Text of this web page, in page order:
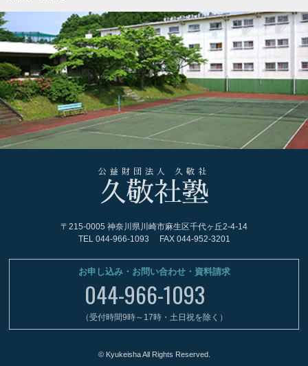
公益財団法人 久敬社
久敬社塾
〒215-0005 神奈川県川崎市麻生区千代ヶ丘2-4-14
TEL 044-966-1093 FAX 044-952-3201
お申し込み・お問い合わせ・資料請求
044-966-1093
（受付時間9時～17時・土日祝を除く）
© Kyukeisha All Rights Reserved.